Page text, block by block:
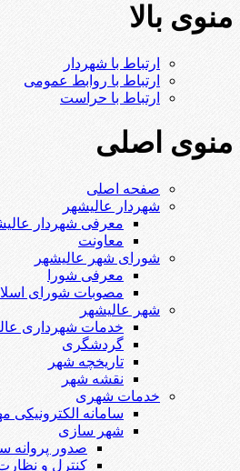
منوی بالا
ارتباط با شهردار
ارتباط با روابط عمومی
ارتباط با حراست
منوی اصلی
صفحه اصلی
شهردار عالیشهر
معرفی شهردار
معاونت
شورای شهر عالیشهر
معرفی شورا
مصوبات شورای
شهر عالیشهر
خدمات شهرداری
گردشگری
تاریخچه شهر
نقشه شهر
خدمات شهری
سامانه الکترونیکی
شهر سازی
صدور پروانه
کنترل و